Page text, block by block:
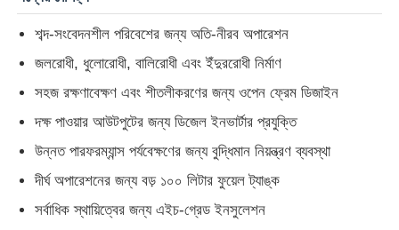
পণ্য
শব্দ-সংবেদনশীল পরিবেশের জন্য অতি-নীরব অপারেশন
জলরোধী, ধুলোরোধী, বালিরোধী এবং ইঁদুররোধী নির্মাণ
সহজ রক্ষণাবেক্ষণ এবং শীতলীকরণের জন্য ওপেন ফ্রেম ডিজাইন
দক্ষ পাওয়ার আউটপুটের জন্য ডিজেল ইনভার্টার প্রযুক্তি
উন্নত পারফরম্যান্স পর্যবেক্ষণের জন্য বুদ্ধিমান নিয়ন্ত্রণ ব্যবস্থা
দীর্ঘ অপারেশনের জন্য বড় ১০০ লিটার ফুয়েল ট্যাঙ্ক
সর্বাধিক স্থায়িত্বের জন্য এইচ-গ্রেড ইনসুলেশন